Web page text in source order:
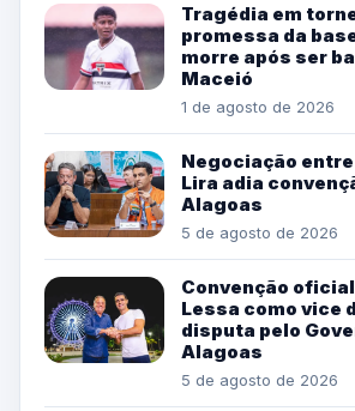
Tragédia em
promessa da
morre após ser
Maceió
1 de agosto de 2026
Negociação
Lira adia
Alagoas
5 de agosto de 2026
Convenção
Lessa como vice
disputa pelo
Alagoas
5 de agosto de 2026